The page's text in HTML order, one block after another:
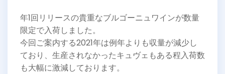
年1回リリースの貴重なブルゴーニュワインが数量
限定で入荷しました。
今回ご案内する2021年は例年よりも収量が減少し
ており、生産されなかったキュヴェもある程入荷数
も大幅に激減しております。